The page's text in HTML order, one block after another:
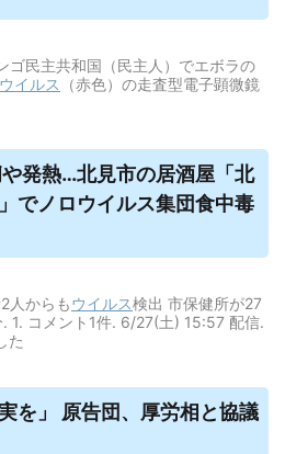
ゴ民主共和国（民主人）でエボラの
ウイルス
（赤色）の走査型電子顕微鏡
発熱…北見市の居酒屋「北
でノロウイルス集団食中毒
人からもウイルス検出 市保健所が27
1. コメント1件. 6/27(土) 15:57 配信.
た
を」 原告団、厚労相と協議